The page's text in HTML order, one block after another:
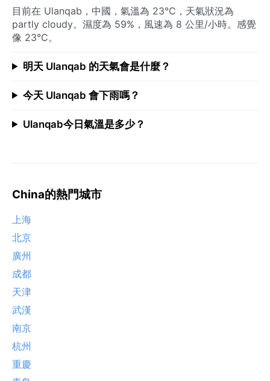
目前在 Ulanqab，中國，氣溫為 23°C，天氣狀況為
partly cloudy。濕度為 59%，風速為 8 公里/小時。感覺
像 23°C。
明天 Ulanqab 的天氣會是什麼？
今天 Ulanqab 會下雨嗎？
Ulanqab今日氣溫是多少？
China的熱門城市
上海
北京
廣州
成都
天津
武漢
南京
杭州
重慶